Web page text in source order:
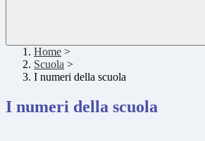
Home >
Scuola >
I numeri della scuola
I numeri della scuola